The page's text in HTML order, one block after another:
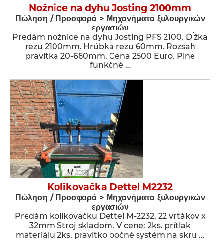
Nožnice na dyhu Josting 2100mm
Πώληση / Προσφορά > Μηχανήματα ξυλουργικών
εργασιών
Predám nožnice na dyhu Josting PFS 2100. Dĺžka
rezu 2100mm. Hrúbka rezu 60mm. Rozsah
pravítka 20-680mm. Cena 2500 Euro. Plne
funkčné …
Kolikovačka Dettel M2232
Πώληση / Προσφορά > Μηχανήματα ξυλουργικών
εργασιών
Predám kolíkovačku Dettel M-2232. 22 vrtákov x
32mm Stroj skladom. V cene: 2ks. prítlak
materiálu 2ks. pravítko bočné systém na skru …